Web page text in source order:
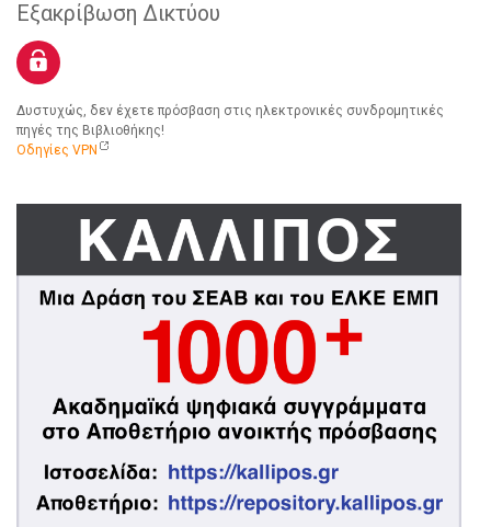
Εξακρίβωση Δικτύου
Δυστυχώς, δεν έχετε πρόσβαση στις ηλεκτρονικές συνδρομητικές
πηγές της Βιβλιοθήκης!
Οδηγίες VPN